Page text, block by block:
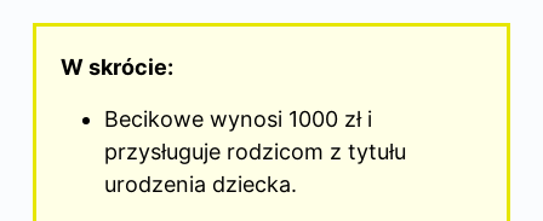
W skrócie:
Becikowe wynosi 1000 zł i
przysługuje rodzicom z tytułu
urodzenia dziecka.